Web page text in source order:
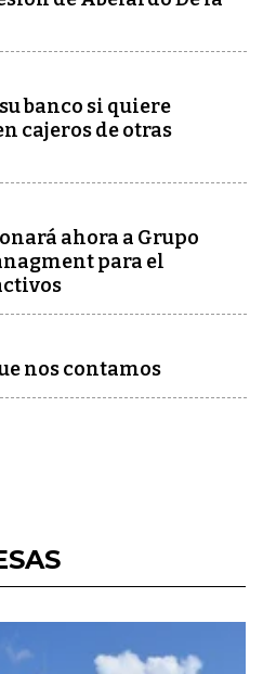
banco si quiere
cajeros de otras
ahora a Grupo
para el
nos contamos